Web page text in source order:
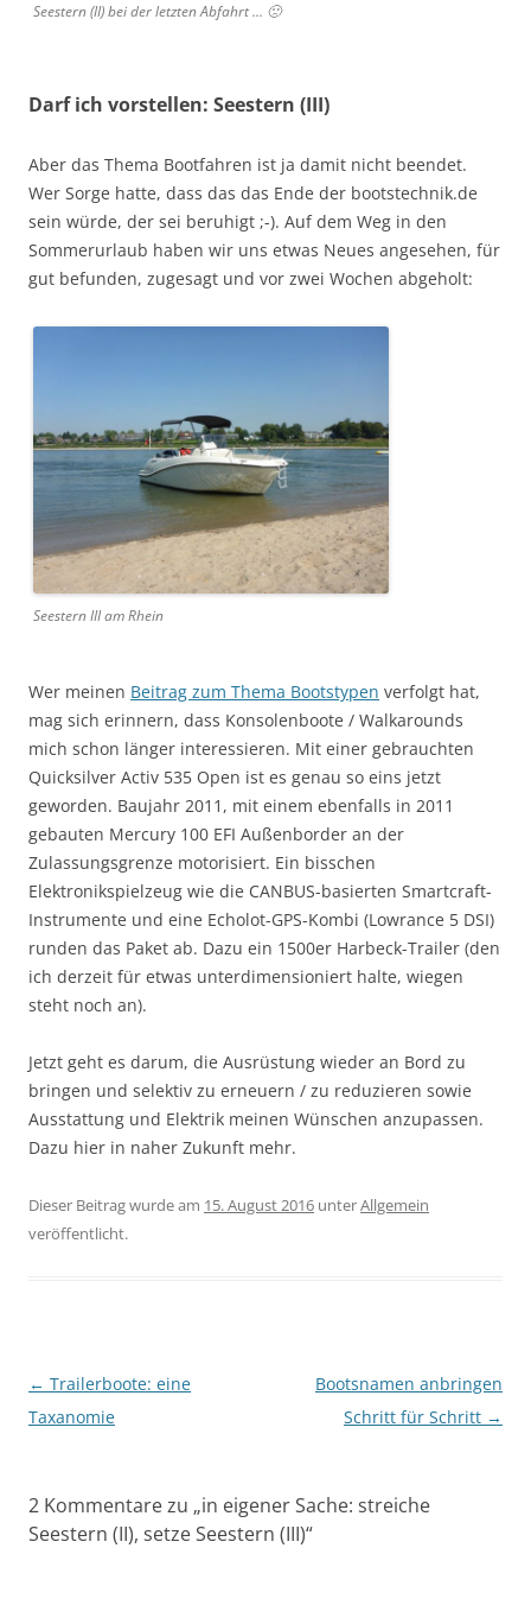
Seestern (II) bei der letzten Abfahrt … 🙁
Darf ich vorstellen: Seestern (III)
Aber das Thema Bootfahren ist ja damit nicht beendet.
Wer Sorge hatte, dass das das Ende der bootstechnik.de
sein würde, der sei beruhigt ;-). Auf dem Weg in den
Sommerurlaub haben wir uns etwas Neues angesehen, für
gut befunden, zugesagt und vor zwei Wochen abgeholt:
Seestern III am Rhein
Wer meinen Beitrag zum Thema Bootstypen verfolgt hat,
mag sich erinnern, dass Konsolenboote / Walkarounds
mich schon länger interessieren. Mit einer gebrauchten
Quicksilver Activ 535 Open ist es genau so eins jetzt
geworden. Baujahr 2011, mit einem ebenfalls in 2011
gebauten Mercury 100 EFI Außenborder an der
Zulassungsgrenze motorisiert. Ein bisschen
Elektronikspielzeug wie die CANBUS-basierten Smartcraft-
Instrumente und eine Echolot-GPS-Kombi (Lowrance 5 DSI)
runden das Paket ab. Dazu ein 1500er Harbeck-Trailer (den
ich derzeit für etwas unterdimensioniert halte, wiegen
steht noch an).
Jetzt geht es darum, die Ausrüstung wieder an Bord zu
bringen und selektiv zu erneuern / zu reduzieren sowie
Ausstattung und Elektrik meinen Wünschen anzupassen.
Dazu hier in naher Zukunft mehr.
Dieser Beitrag wurde am 15. August 2016 unterAllgemein
veröffentlicht.
Beitragsnavigation
← Trailerboote: eine
Taxanomie
Bootsnamen anbringen
Schritt für Schritt →
2 Kommentare zu „in eigener Sache: streiche
Seestern (II), setze Seestern (III)“